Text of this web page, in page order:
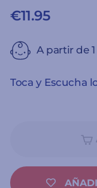
€11.95
A partir de
Toca y Escucha